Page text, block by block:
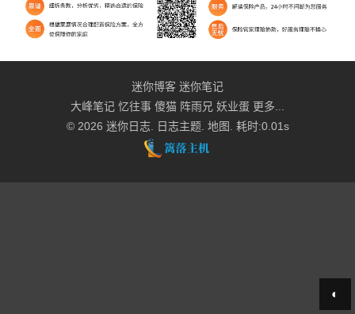
上几天，不然这里也要发水了。
迷你博客 迷你笔记
大峰笔记 忆往事 傻猫 阵雨兄 妖业蛋 更多...
© 2026 迷你日志. 日志主题. 地图 . 耗时:0.01s
◐